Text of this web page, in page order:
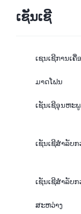
ເຊັນເຊີ
ເຊນເຊີການເ
ມາດໂຟນ
ເຊັນເຊີອຸນຫະ
ເຊັນເຊີສຳລັບ
ເຊັນເຊີສຳລັບ
ສະຫວ່າງ